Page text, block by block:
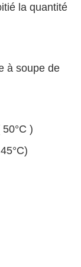
la quantité
à soupe de
)